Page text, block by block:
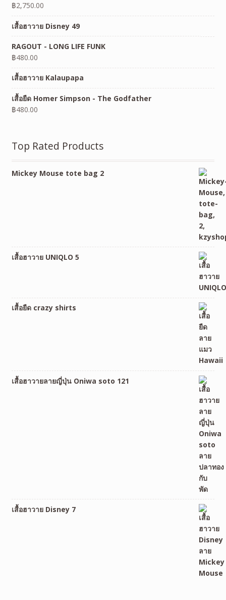
฿2,750.00
เสื้อฮาวาย Disney 49
RAGOUT - LONG LIFE FUNK
฿480.00
เสื้อฮาวาย Kalaupapa
เสื้อยืด Homer Simpson - The Godfather
฿480.00
Top Rated Products
Mickey Mouse tote bag 2
เสื้อฮาวาย UNIQLO 5
เสื้อยืด crazy shirts
เสื้อฮาวายลายญี่ปุ่น Oniwa soto 121
เสื้อฮาวาย Disney 7